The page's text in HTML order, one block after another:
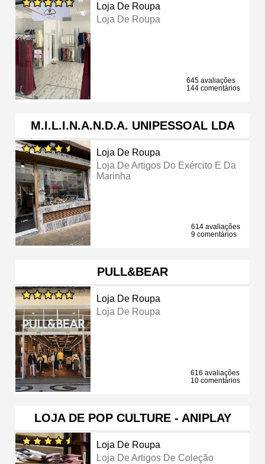
Loja De Roupa
Loja De Roupa
645 avaliações
144 comentários
M.I.L.I.N.A.N.D.A. UNIPESSOAL LDA
Loja De Roupa
Loja De Artigos Do Exército E Da
Marinha
614 avaliações
9 comentários
PULL&BEAR
Loja De Roupa
Loja De Roupa
616 avaliações
10 comentários
LOJA DE POP CULTURE - ANIPLAY
Loja De Roupa
Loja De Artigos De Coleção